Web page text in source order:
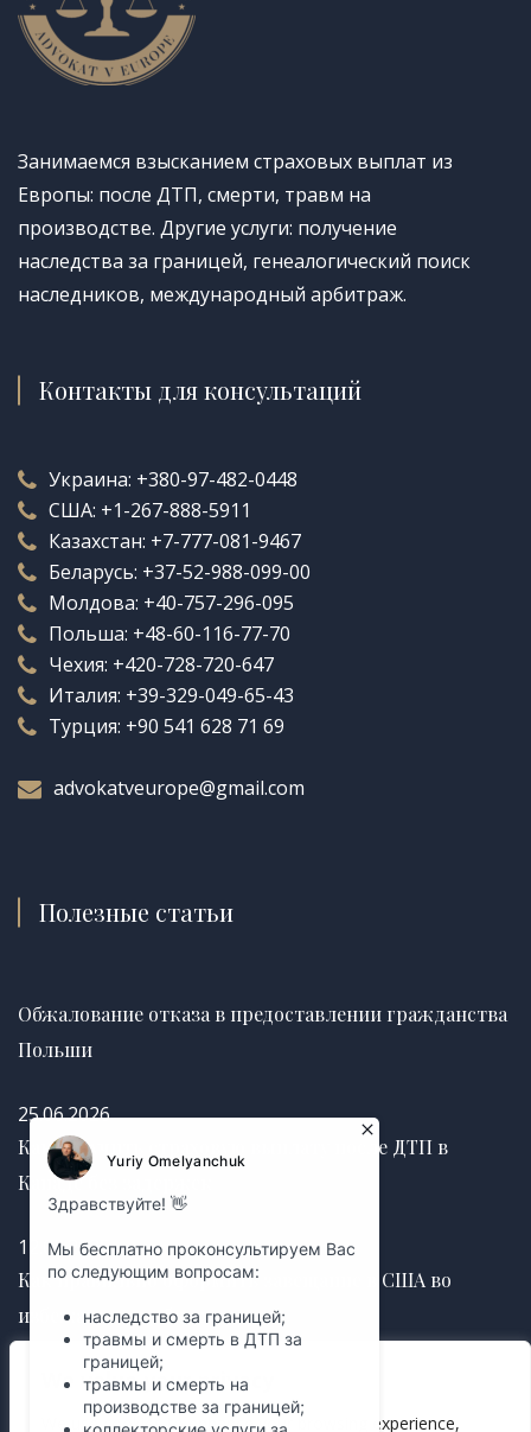
We value your privacy
We use cookies to enhance your browsing experience,
Занимаемся взысканием страховых выплат из
Европы: после ДТП, смерти, травм на
производстве. Другие услуги: получение
наследства за границей, генеалогический поиск
наследников, международный арбитраж.
Контакты для консультаций
Украина: +380-97-482-0448
США: +1-267-888-5911
Казахстан: +7-777-081-9467
Беларусь: +37-52-988-099-00
Молдова: +40-757-296-095
Польша: +48-60-116-77-70
Чехия: +420-728-720-647
Италия: +39-329-049-65-43
Турция: +90 541 628 71 69
advokatveurope@gmail.com
Полезные статьи
Обжалование отказа в предоставлении гражданства
Польши
25.06.2026
Как получить страховую выплату после ДТП в
Канаде без задержек
12.03.2025
Как правильно оформить завещание в США во
избежание судебных споров
12.03.2025